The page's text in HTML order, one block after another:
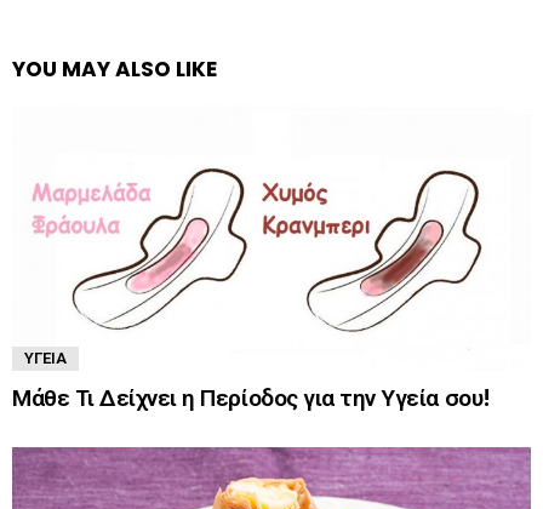
YOU MAY ALSO LIKE
ΥΓΕΊΑ
Μάθε Τι Δείχνει η Περίοδος για την Υγεία σου!